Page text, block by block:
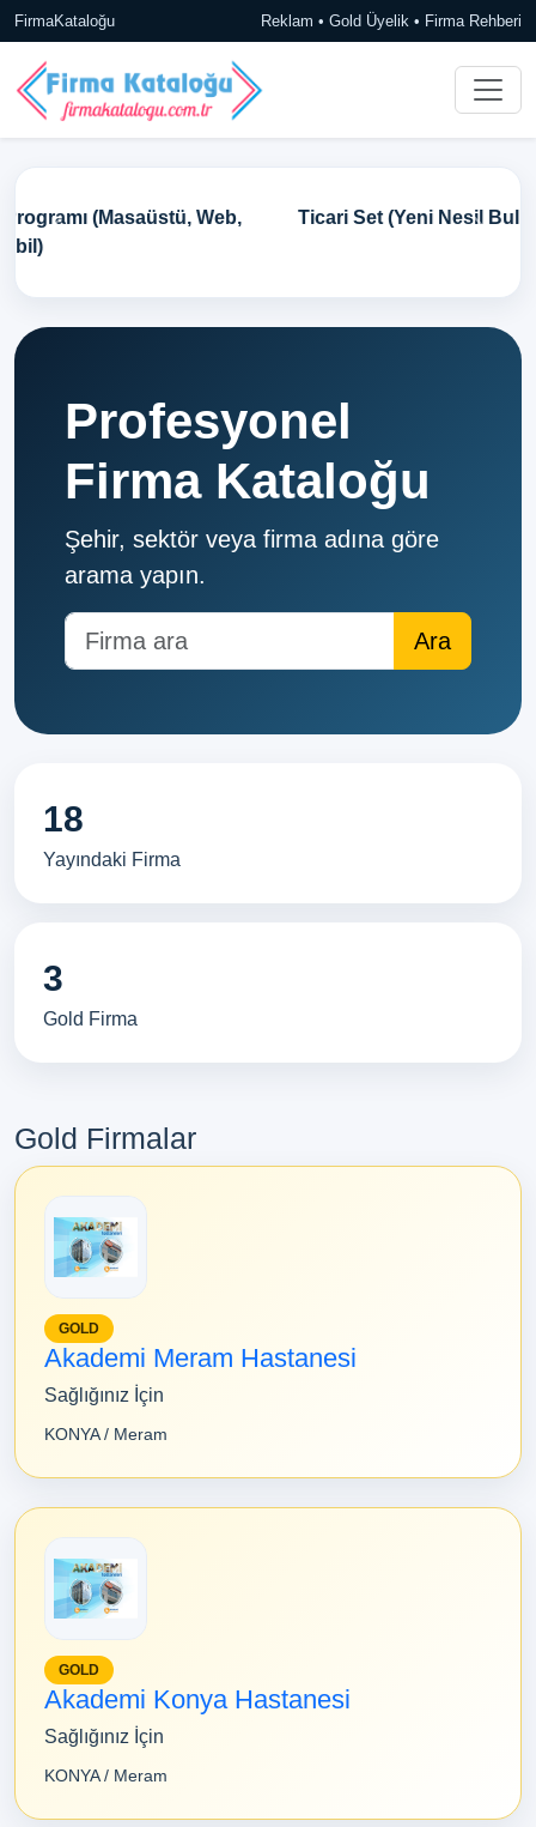
FirmaKataloğu Reklam • Gold Üyelik • Firma Rehberi
Ticari Set (Yeni Nesil Bulut Tabanlı Ön Muhasebe)
Profesyonel
Firma Kataloğu
Şehir, sektör veya firma adına göre
arama yapın.
18
Yayındaki Firma
3
Gold Firma
Gold Firmalar
GOLD
Akademi Meram Hastanesi
Sağlığınız İçin
KONYA / Meram
GOLD
Akademi Konya Hastanesi
Sağlığınız İçin
KONYA / Meram